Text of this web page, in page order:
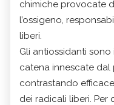
chimiche provocate
l’ossigeno,
liberi.
Gli antiossidanti
catena innescate dal
contrastando
dei radicali liberi. Per